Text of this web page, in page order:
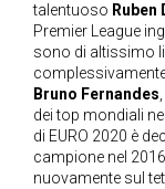
talentuoso Ruben
Premier League
sono di altissimo
Bruno Fernandes
dei top mondiali
di EURO 2020 è
campione nel
nuovamente sul